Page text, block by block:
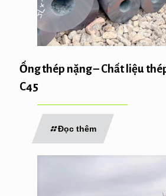
Ống thép nặng – Chất liệu
C45
Đọc thêm